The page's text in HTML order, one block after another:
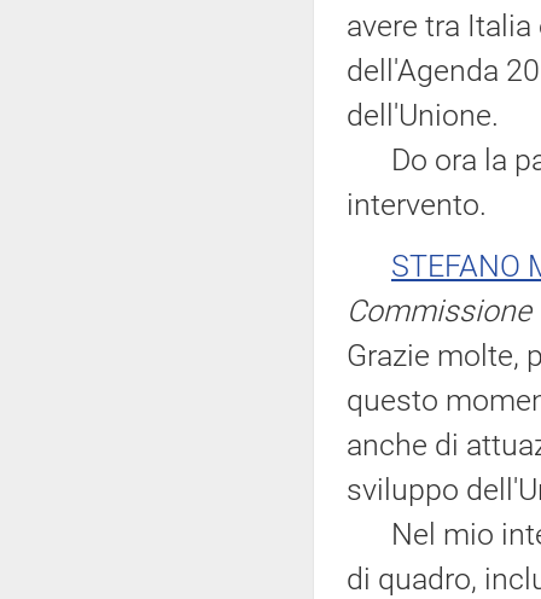
avere tra
dell'Agenda
dell'Unione.
Do ora la
intervento.
STEFANO
Commissione
Grazie molte,
questo
anche di
sviluppo
Nel mio
di quadro,